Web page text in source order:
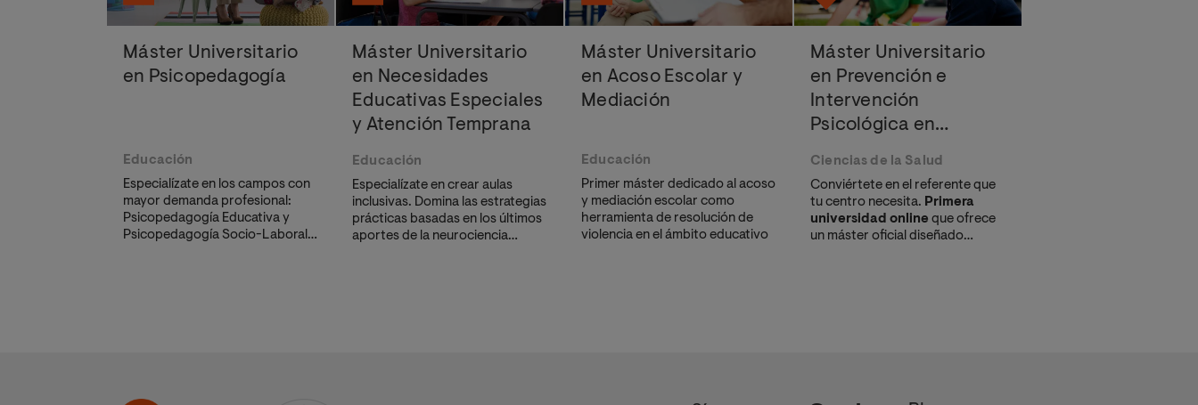
Máster Universitario
en Psicopedagogía
Educación
Especialízate en los campos con
mayor demanda profesional:
Psicopedagogía Educativa y
Psicopedagogía Socio-Laboral.
Máster Universitario
en Necesidades
Educativas Especiales
y Atención Temprana
Educación
Especialízate en crear aulas
inclusivas. Domina las estrategias
prácticas basadas en los últimos
aportes de la neurociencia
Máster Universitario
en Acoso Escolar y
Mediación
Educación
Primer máster dedicado al acoso
y mediación escolar como
herramienta de resolución de
violencia en el ámbito educativo
Máster Universitario
en Prevención e
Intervención
Psicológica en
Conducta en la
Escuela
Ciencias de la Salud
Conviértete en el referente que
tu centro necesita. Primera
universidad online que ofrece
un máster oficial diseñado